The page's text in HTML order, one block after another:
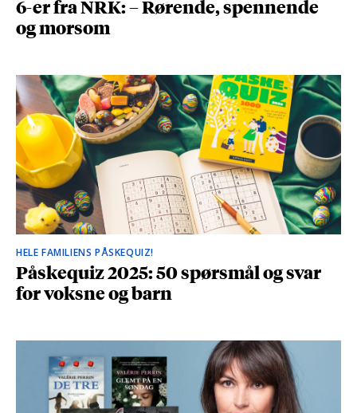
6-er fra NRK: – Rørende, spennende
og morsom
HELE FAMILIENS PÅSKEQUIZ!
Påskequiz 2025: 50 spørsmål og svar
for voksne og barn